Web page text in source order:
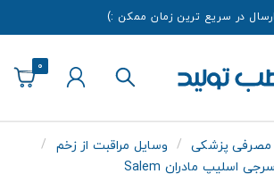
ارسال در سریع ترین زمان ممکن :)
0
مصرفی پزشکی
وسایل مراقبت از زخم
سرجی اسليپ مادران Salem